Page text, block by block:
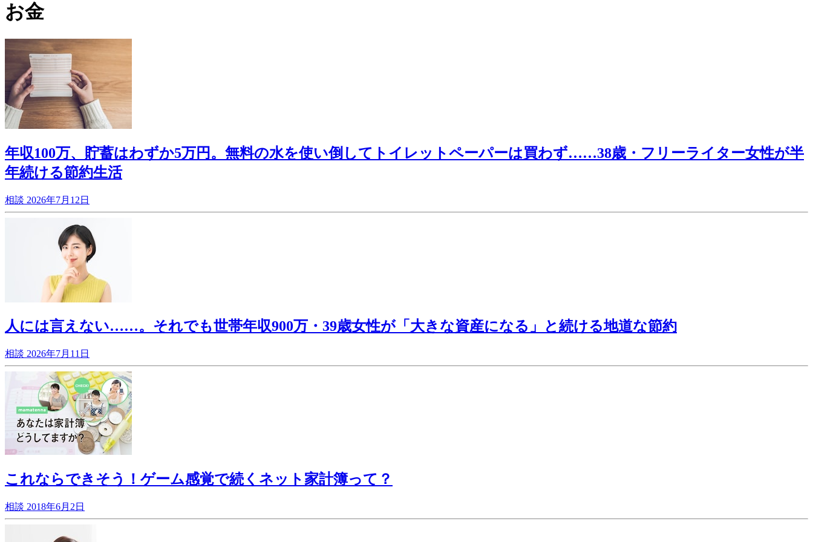
お金
年収100万、貯蓄はわずか5万円。無料の水を使い倒してトイレットペーパーは買わず……38歳・フリーライター女性が半
年続ける節約生活
相談 2026年7月12日
人には言えない……。それでも世帯年収900万・39歳女性が「大きな資産になる」と続ける地道な節約
相談 2026年7月11日
これならできそう！ゲーム感覚で続くネット家計簿って？
相談 2018年6月2日